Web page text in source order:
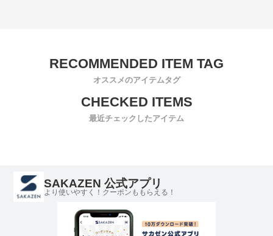
オススメのアイテムタグ
最近チェックしたアイテム
SAKAZEN 公式アプリ
より使いやすく！クーポンももらえる！